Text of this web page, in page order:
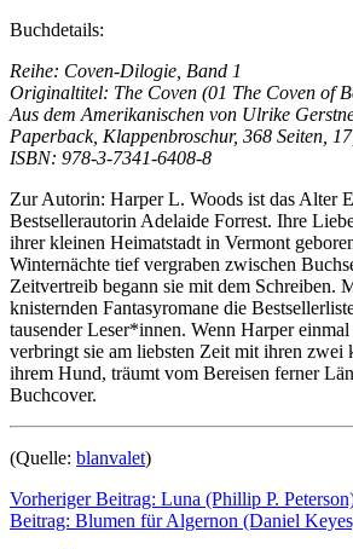
Buchdetails:
Reihe: Coven-Dilogie, Band 1
Originaltitel: The Coven (01 The Coven of
Aus dem Amerikanischen von Ulrike
Paperback, Klappenbroschur, 368 Seiten,
ISBN: 978-3-7341-6408-8
Zur Autorin: Harper L. Woods ist das Alter
Bestsellerautorin Adelaide Forrest. Ihre
ihrer kleinen Heimatstadt in Vermont
Winternächte tief vergraben zwischen
Zeitvertreib begann sie mit dem Schreiben.
knisternden Fantasyromane die
tausender Leser*innen. Wenn Harper
verbringt sie am liebsten Zeit mit ihren zwei
ihrem Hund, träumt vom Bereisen ferner
Buchcover.
(Quelle: blanvalet)
Vorheriger Beitrag: Luna (Phillip P.
Beitrag: Blumen für Algernon (Daniel